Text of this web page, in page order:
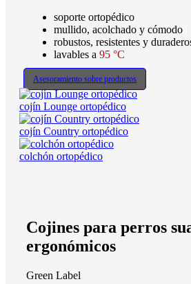
soporte ortopédico
mullido, acolchado y cómodo
robustos, resistentes y
lavables a 95 °C
Asesoramiento sobre productos
cojín Lounge ortopédico
cojín Country ortopédico
colchón ortopédico
Cojines para perros
ergonómicos
Green Label